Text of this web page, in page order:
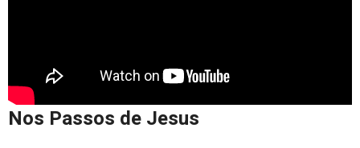
Nos Passos de Jesus